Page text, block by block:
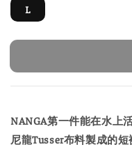
L
NANGA第一件能在水上
尼龍Tusser布料製成的